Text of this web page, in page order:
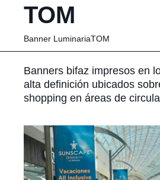
TOM
Banner LuminariaTOM
Banners bifaz impresos en
alta definición ubicados
shopping en áreas de